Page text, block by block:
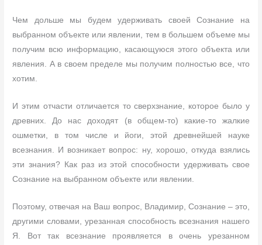
Чем дольше мы будем удерживать своей Сознание на
выбранном объекте или явлении, тем в большем объеме мы
получим всю информацию, касающуюся этого объекта или
явления. А в своем пределе мы получим полностью все, что
хотим.
И этим отчасти отличается то сверхзнание, которое было у
древних. До нас доходят (в общем-то) какие-то жалкие
ошметки, в том числе и йоги, этой древнейшей науке
всезнания. И возникает вопрос: ну, хорошо, откуда взялись
эти знания? Как раз из этой способности удерживать свое
Сознание на выбранном объекте или явлении.
Поэтому, отвечая на Ваш вопрос, Владимир, Сознание – это,
другими словами, урезанная способность всезнания нашего
Я. Вот так всезнание проявляется в очень урезанном